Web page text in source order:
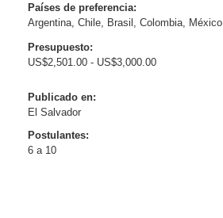
headband.
Examples of eligible activities incl...
Países de preferencia:
Argentina, Chile, Brasil, Colombia, México
Presupuesto:
US$2,501.00 - US$3,000.00
Publicado en:
El Salvador
Postulantes:
6 a 10